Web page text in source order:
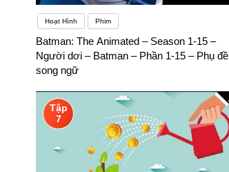
Hoạt Hình Phim
Batman: The Animated – Season 1-15 –
Người dơi – Batman – Phần 1-15 – Phụ đề
song ngữ
Tập
7